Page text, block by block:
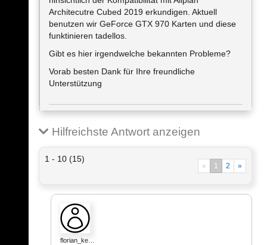
Architecutre Cubed 2019 erkundigen. Aktuell
benutzen wir GeForce GTX 970 Karten und diese
funktinieren tadellos.
Gibt es hier irgendwelche bekannten Probleme?
Vorab besten Dank für Ihre freundliche
Unterstützung
Hilfreichste Antwort anzeigen
1 - 10 (15)
« 1 2 »
florian_ke…